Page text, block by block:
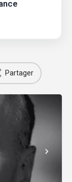
Partager